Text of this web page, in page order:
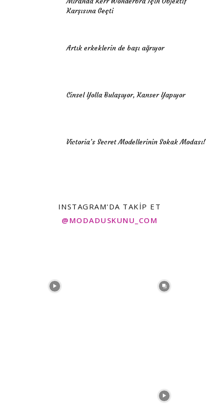
Karşısına Geçti
Artık erkeklerin de başı ağrıyor
Cinsel Yolla Bulaşıyor, Kanser Yapıyor
Victoria’s Secret Modellerinin Sokak Modası!
INSTAGRAM'DA TAKIP ET
@MODADUSKUNU_COM